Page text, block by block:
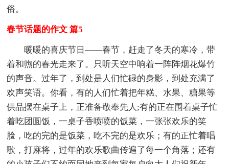
俗。
春节话题的作文 篇5
暖暖的喜庆节日——春节，赶走了冬天的寒冷，带
着和煦的春光走来了。只听天空中响着一阵阵烟花爆竹
的声音。过年了，到处是人们忙碌的身影，到处充满了
欢声笑语。你看，有的人们忙着把年糕、水果、糖果等
供品摆在桌子上，正准备敬奉先人;有的正在围着桌子忙
着吃团圆饭，一桌子香喷喷的饭菜，一张张欢乐的笑
脸，吃的完的是饭菜，吃不完的是欢乐；有的正忙着唱
歌，打麻将，过年的欢乐歌曲传遍了每一个角落；还有